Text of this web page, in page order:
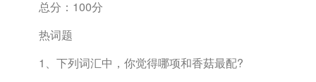
总分：100分
热词题
1、下列词汇中，你觉得哪项和香菇最配?